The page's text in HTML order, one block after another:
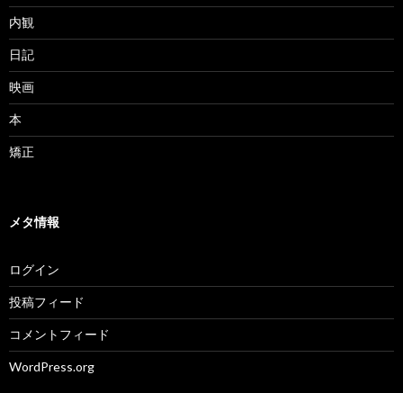
内観
日記
映画
本
矯正
メタ情報
ログイン
投稿フィード
コメントフィード
WordPress.org